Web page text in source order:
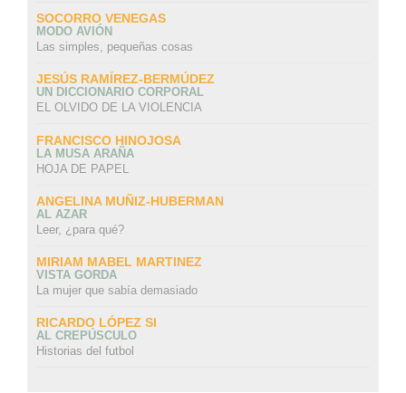
SOCORRO VENEGAS
MODO AVIÓN
Las simples, pequeñas cosas
JESÚS RAMÍREZ-BERMÚDEZ
UN DICCIONARIO CORPORAL
EL OLVIDO DE LA VIOLENCIA
FRANCISCO HINOJOSA
LA MUSA ARAÑA
HOJA DE PAPEL
ANGELINA MUÑIZ-HUBERMAN
AL AZAR
Leer, ¿para qué?
MIRIAM MABEL MARTINEZ
VISTA GORDA
La mujer que sabía demasiado
RICARDO LÓPEZ SI
AL CREPÚSCULO
Historias del futbol